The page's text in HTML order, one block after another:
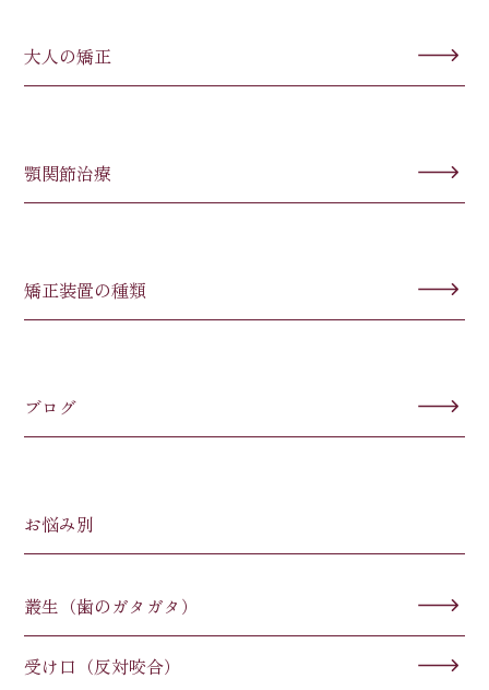
大人の矯正
顎関節治療
矯正装置の種類
ブログ
お悩み別
叢生（歯のガタガタ）
受け口（反対咬合）